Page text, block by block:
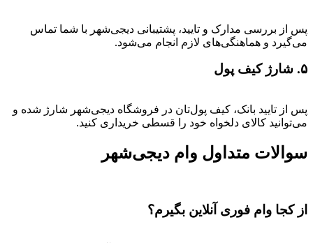
پس از بررسی مدارک و تایید، پشتیبانی دیجی‌شهر با شما تماس
می‌گیرد و هماهنگی‌های لازم انجام می‌شود.
۵. شارژ کیف پول
پس از تایید بانک، کیف پول‌تان در فروشگاه دیجی‌شهر شارژ شده و
می‌توانید کالای دلخواه خود را قسطی خریداری کنید.
سوالات متداول وام دیجی‌شهر
از کجا وام فوری آنلاین بگیرم؟